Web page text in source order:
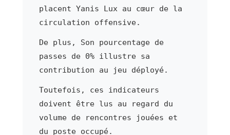
placent Yanis Lux au cœur de la
circulation offensive.
De plus, Son pourcentage de
passes de 0% illustre sa
contribution au jeu déployé.
Toutefois, ces indicateurs
doivent être lus au regard du
volume de rencontres jouées et
du poste occupé.